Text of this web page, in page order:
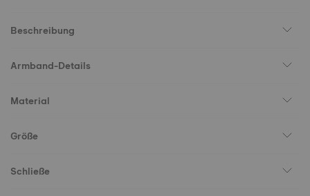
Beschreibung
Armband-Details
Material
Größe
Schließe